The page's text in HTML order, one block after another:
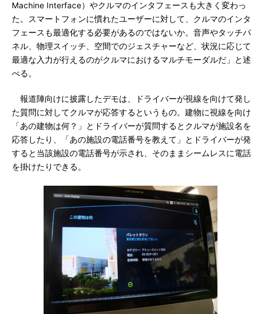
Machine Interface）やクルマのインタフェースも大きく変わっ
た。スマートフォンに慣れたユーザーに対して、クルマのインタ
フェースも最適化する必要があるのではないか。音声やタッチパ
ネル、物理スイッチ、空間でのジェスチャーなど、状況に応じて
最適な入力が行えるのがクルマにおけるマルチモーダルだ」と述
べる。
報道陣向けに披露したデモは、ドライバーが視線を向けて発し
た質問に対してクルマが応答するというもの。建物に視線を向け
「あの建物は何？」とドライバーが質問するとクルマが施設名を
応答したり、「あの施設の電話番号を教えて」とドライバーが発
すると当該施設の電話番号が示され、そのままシームレスに電話
を掛けたりできる。